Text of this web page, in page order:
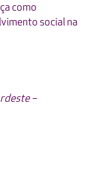
como
social na
–